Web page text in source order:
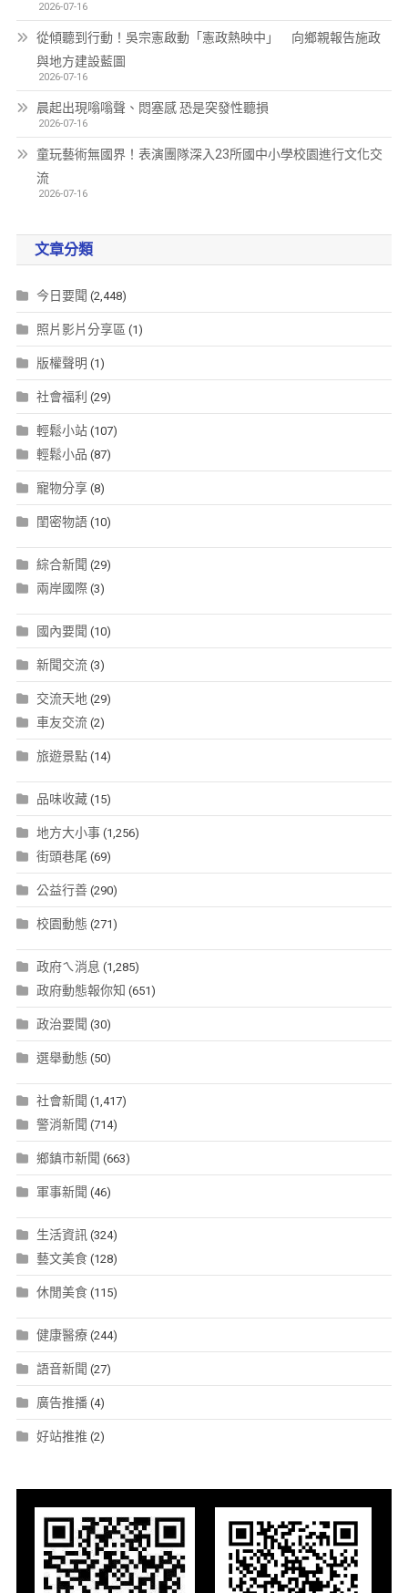
2026-07-16
從傾聽到行動！吳宗憲啟動「憲政熱映中」 向鄉親報告施政
與地方建設藍圖
2026-07-16
晨起出現嗡嗡聲、悶塞感 恐是突發性聽損
2026-07-16
童玩藝術無國界！表演團隊深入23所國中小學校園進行文化交
流
2026-07-16
文章分類
今日要聞 (2,448)
照片影片分享區 (1)
版權聲明 (1)
社會福利 (29)
輕鬆小站(107)
輕鬆小品 (87)
寵物分享(8)
閨密物語(10)
綜合新聞 (29)
兩岸國際(3)
國內要聞 (10)
新聞交流(3)
交流天地(29)
車友交流(2)
旅遊景點(14)
品味收藏(15)
地方大小事(1,256)
街頭巷尾 (69)
公益行善(290)
校園動態 (271)
政府ㄟ消息 (1,285)
政府動態報你知 (651)
政治要聞 (30)
選舉動態 (50)
社會新聞 (1,417)
警消新聞 (714)
鄉鎮市新聞 (663)
軍事新聞 (46)
生活資訊(324)
藝文美食(128)
休閒美食(115)
健康醫療(244)
語音新聞 (27)
廣告推播(4)
好站推推 (2)